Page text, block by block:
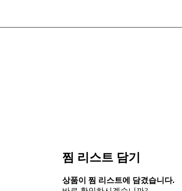
찜 리스트 담기
상품이 찜 리스트에 담겼습니다.